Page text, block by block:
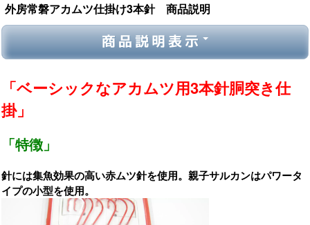
外房常磐アカムツ仕掛け3本針 商品説明
商品説明表示
「ベーシックなアカムツ用3本針胴突き仕
掛」
「特徴」
針には集魚効果の高い赤ムツ針を使用。親子サルカンはパワータ
イプの小型を使用。